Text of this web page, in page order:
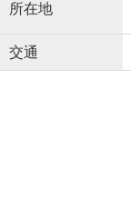
所在地
交通